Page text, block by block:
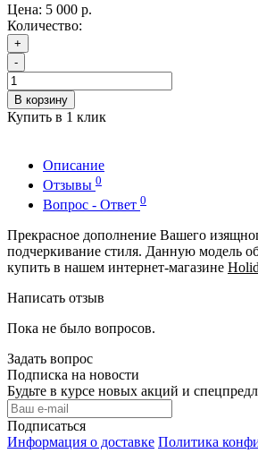
Цена: 5 000 р.
Количество:
+
-
В корзину
Купить в 1 клик
Описание
Отзывы 0
Вопрос - Ответ 0
Прекрасное дополнение Вашего
подчеркивание стиля. Данную модель
купить в нашем интернет-магазине
Написать отзыв
Пока не было вопросов.
Задать вопрос
Подписка на новости
Будьте в курсе новых акций и
Подписаться
Информация о доставке Политика